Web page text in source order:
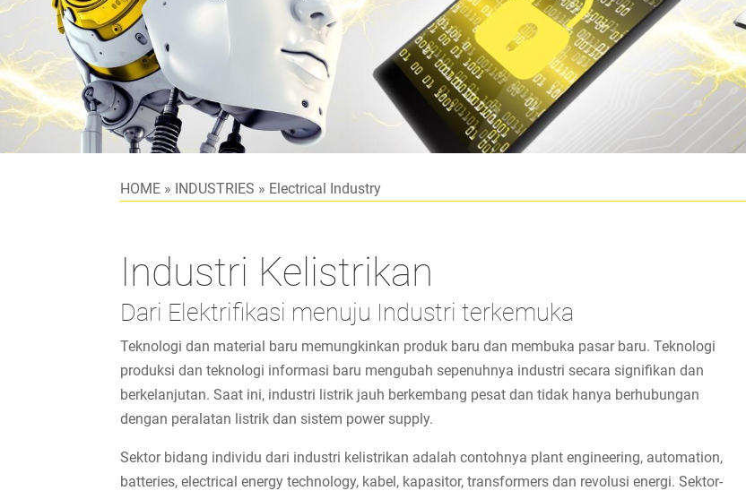
HOME » INDUSTRIES » Electrical Industry
Industri Kelistrikan
Dari Elektrifikasi menuju Industri terkemuka
Teknologi dan material baru memungkinkan produk baru dan membuka pasar baru. Teknologi
produksi dan teknologi informasi baru mengubah sepenuhnya industri secara signifikan dan
berkelanjutan. Saat ini, industri listrik jauh berkembang pesat dan tidak hanya berhubungan
dengan peralatan listrik dan sistem power supply.
Sektor bidang individu dari industri kelistrikan adalah contohnya plant engineering, automation,
batteries, electrical energy technology, kabel, kapasitor, transformers dan revolusi energi. Sektor-